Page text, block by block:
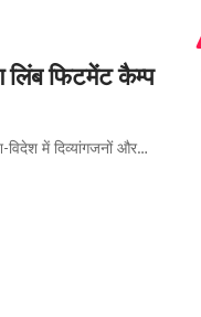
लिंब फिटमेंट कैम्प
में दिव्यांगजनों और…